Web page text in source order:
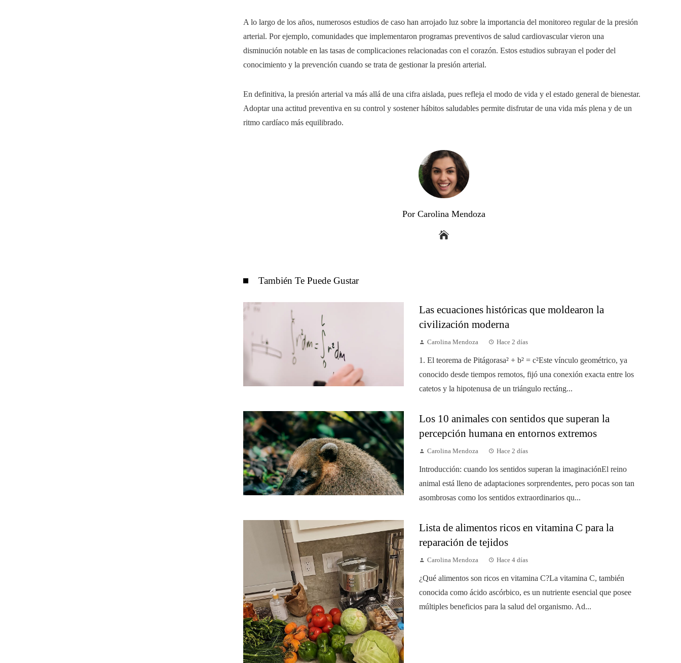
A lo largo de los años, numerosos estudios de caso han arrojado luz sobre la importancia del monitoreo regular de la presión
arterial. Por ejemplo, comunidades que implementaron programas preventivos de salud cardiovascular vieron una
disminución notable en las tasas de complicaciones relacionadas con el corazón. Estos estudios subrayan el poder del
conocimiento y la prevención cuando se trata de gestionar la presión arterial.
En definitiva, la presión arterial va más allá de una cifra aislada, pues refleja el modo de vida y el estado general de bienestar.
Adoptar una actitud preventiva en su control y sostener hábitos saludables permite disfrutar de una vida más plena y de un
ritmo cardíaco más equilibrado.
Por Carolina Mendoza
También Te Puede Gustar
Las ecuaciones históricas que moldearon la
civilización moderna
Carolina Mendoza Hace 2 días
1. El teorema de Pitágorasa² + b² = c²Este vínculo geométrico, ya
conocido desde tiempos remotos, fijó una conexión exacta entre los
catetos y la hipotenusa de un triángulo rectáng...
Los 10 animales con sentidos que superan la
percepción humana en entornos extremos
Carolina Mendoza Hace 2 días
Introducción: cuando los sentidos superan la imaginaciónEl reino
animal está lleno de adaptaciones sorprendentes, pero pocas son tan
asombrosas como los sentidos extraordinarios qu...
Lista de alimentos ricos en vitamina C para la
reparación de tejidos
Carolina Mendoza Hace 4 días
¿Qué alimentos son ricos en vitamina C?La vitamina C, también
conocida como ácido ascórbico, es un nutriente esencial que posee
múltiples beneficios para la salud del organismo. Ad...